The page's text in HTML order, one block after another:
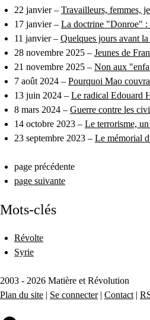
22 janvier – Travailleurs, femmes,
17 janvier – La doctrine "Donroe" :
11 janvier – Quelques jours avant
28 novembre 2025 – Jeunes de
21 novembre 2025 – Non aux
7 août 2024 – Pourquoi Mao
13 juin 2024 – Le radical Edouard
8 mars 2024 – Guerre contre les
14 octobre 2023 – Le terrorisme,
23 septembre 2023 – Le mémorial
page précédente
page suivante
Mots-clés
Révolte
Syrie
2003 - 2026 Matière et Révolution
Plan du site | Se connecter| Contact |